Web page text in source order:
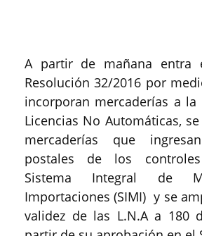
A partir de mañana entra
Resolución 32/2016 por
incorporan mercaderías a
Licencias No Automáticas,
mercaderías que
postales de los
Sistema Integral de
Importaciones (SIMI) y se
validez de las L.N.A a 180